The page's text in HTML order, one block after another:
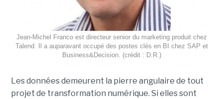
Jean-Michel Franco est directeur senior du marketing produit chez
Talend. Il a auparavant occupé des postes clés en BI chez SAP et
Business&Decision. (crédit : D.R.)
Les données demeurent la pierre angulaire de tout
projet de transformation numérique. Si elles sont